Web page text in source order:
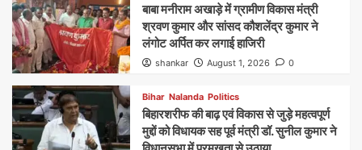
बाबा मनीराम अखाड़े में ग्रामीण विकास मंत्री
श्रवण कुमार और सांसद कौशलेंद्र कुमार ने
लंगोट अर्पित कर लगाई हाजिरी
shankar August 1, 2026 0
Bihar Nalanda Politics
बिहारशरीफ की बाढ़ एवं विकास से जुड़े महत्वपूर्ण
मुद्दों को विधायक सह पूर्व मंत्री डॉ. सुनील कुमार ने